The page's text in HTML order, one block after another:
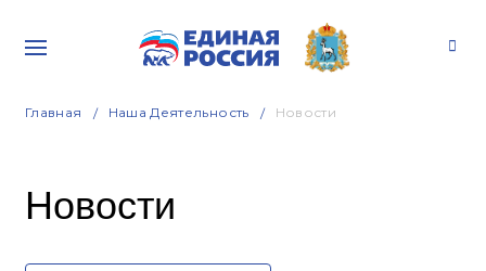
Главная Наша Деятельность Новости
Новости